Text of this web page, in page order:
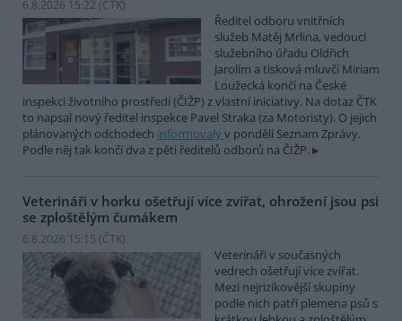
6.8.2026 15:22 (ČTK)
Ředitel odboru vnitřních
služeb Matěj Mrlina, vedoucí
služebního úřadu Oldřich
Jarolím a tisková mluvčí Miriam
Loužecká končí na České
inspekci životního prostředí (ČIŽP) z vlastní iniciativy. Na dotaz ČTK
to napsal nový ředitel inspekce Pavel Straka (za Motoristy). O jejich
plánovaných odchodech informovaly v pondělí Seznam Zprávy.
Podle něj tak končí dva z pěti ředitelů odborů na ČIŽP.
Veterináři v horku ošetřují více zvířat, ohrožení jsou psi
se zploštělým čumákem
6.8.2026 15:15 (ČTK)
Veterináři v současných
vedrech ošetřují více zvířat.
Mezi nejrizikovější skupiny
podle nich patří plemena psů s